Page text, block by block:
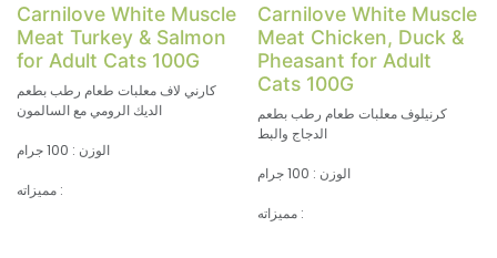
Carnilove White Muscle
Meat Turkey & Salmon
for Adult Cats 100G
كارني لاف معلبات طعام رطب بطعم
الديك الرومي مع السالمون
الوزن : 100 جرام
مميزاته :
Carnilove White Muscle
Meat Chicken, Duck &
Pheasant for Adult
Cats 100G
كرنيلوف معلبات طعام رطب بطعم
الدجاج والبط
الوزن : 100 جرام
مميزاته :